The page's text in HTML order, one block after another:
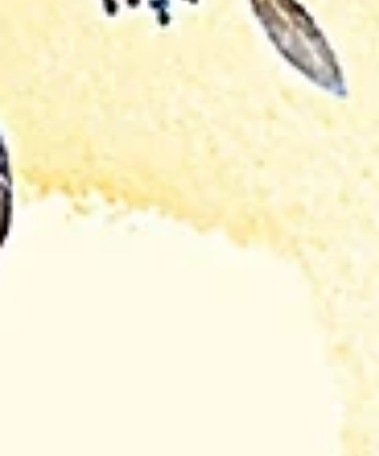
願寺派僧侶で仏教研究者（専門は「インド
教」「宗教者の社会貢献」）の金澤豊先生
（1980年生まれ。仏教伝道協会職員、武蔵
野大学非常勤講師他）です。 基本は毎月第
２木曜日の夜７時～８時半まで、厳念寺の
堂で開催します。参加費は1000円。会社員
も学生さんも、シニアもミドルもどなたで
日常のこりかたまった思考を、仏教的視点
らストレッチしに来ませんか？何回目から
毎月第２木曜日の夜７時～８時半 （第1回